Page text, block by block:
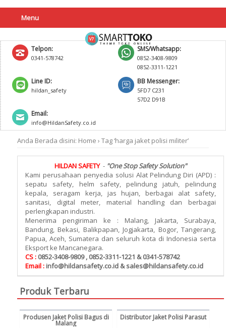
Menu
Telpon:
0341-578742
SMS/Whatsapp:
0852-3408-9809
0852-3311-1221
Line ID:
hildan_safety
BB Messenger:
5FD7 C231
57D2 D91B
Email:
info@HildanSafety.co.id
Anda Berada disini: Home › Tag ‘harga jaket polisi militer’
HILDAN SAFETY- "One Stop Safety Solution"
Kami perusahaan penyedia solusi Alat Pelindung Diri (APD) :
sepatu safety, helm safety, pelindung jatuh, pelindung
kepala, seragam kerja, jas hujan, berbagai alat safety,
sanitasi, digital meter, material handling dan berbagai
perlengkapan industri.
Menerima pengiriman ke : Malang, Jakarta, Surabaya,
Bandung, Bekasi, Balikpapan, Jogjakarta, Bogor, Tangerang,
Papua, Aceh, Sumatera dan seluruh kota di Indonesia serta
Eksport ke Mancanegara.
CS : 0852-3408-9809 , 0852-3311-1221 & 0341-578742
Email : info@hildansafety.co.id & sales@hildansafety.co.id
Produk Terbaru
Produsen Jaket Polisi Bagus di
Malang
Distributor Jaket Polisi Parasut